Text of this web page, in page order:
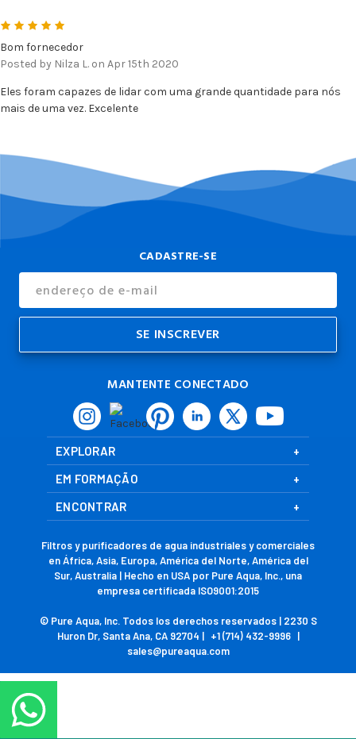
Bom fornecedor
Posted by Nilza L. on Apr 15th 2020
Eles foram capazes de lidar com uma grande quantidade para nós
mais de uma vez. Excelente
CADASTRE-SE
E-
MANTENTE CONECTADO
EXPLORAR
EM FORMAÇÃO
ENCONTRAR
Filtros y purificadores de agua industriales y comerciales
en África, Asia, Europa, América del Norte, América del
Sur, Australia | Hecho en USA por Pure Aqua, Inc., una
empresa certificada ISO9001:2015
© Pure Aqua, Inc. Todos los derechos reservados | 2230 S
Huron Dr, Santa Ana, CA 92704 | +1 (714) 432-9996 |
sales@pureaqua.com